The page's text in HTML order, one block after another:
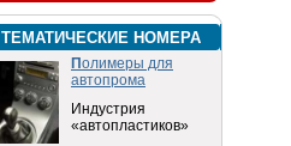
ТЕМАТИЧЕСКИЕ НОМЕРА
Полимеры для
автопрома
Индустрия
«автопластиков»